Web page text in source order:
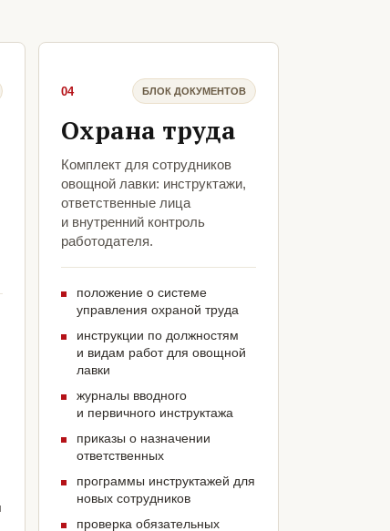
04 БЛОК ДОКУМЕНТОВ
Охрана труда
Комплект для сотрудников
овощной лавки: инструктажи,
ответственные лица
и внутренний контроль
работодателя.
положение о системе
управления охраной труда
инструкции по должностям
и видам работ для овощной
лавки
журналы вводного
и первичного инструктажа
приказы о назначении
ответственных
программы инструктажей для
новых сотрудников
проверка обязательных